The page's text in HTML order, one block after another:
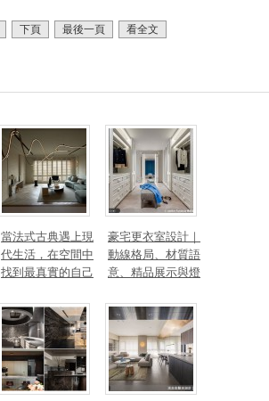
下頁 最後一頁 看全文
當法式古典遇上現
代生活，在空間中
找到最真實的自己
豪宅更衣室設計｜
動線格局、材質語
意、精品展示與燈
打造高訂生活儀式